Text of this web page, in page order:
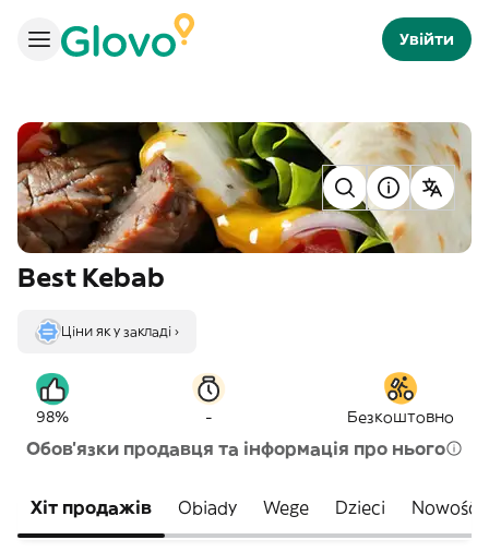
Увійти
Best Kebab
Ціни як у закладі ›
98% - Безкоштовно
Обов'язки продавця та інформація про нього
Хіт продажів Obiady Wege Dzieci Nowość